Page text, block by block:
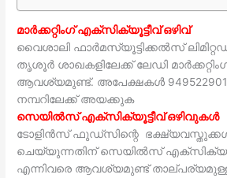
മാർക്കറ്റിംഗ് എക്സിക്യൂട്ടീവ് ഒഴിവ്
വൈശാലി ഫാർമസ്യൂട്ടിക്കൽസ്
തൃശൂർ ശാഖകളിലേക്ക് ലേഡി
ആവശ്യമുണ്ട്. അപേക്ഷകൾ
നമ്പറിലേക്ക് അയക്കുക
സെയിൽസ് എക്സിക്യൂട്ടീവ് ഒഴിവുകൾ
ടോളിൻസ് ഫുഡ്‌സിന്റെ ഭക്ഷ്യവസ്തുക്കൾ
ചെയ്യുന്നതിന് സെയിൽസ്
എന്നിവരെ ആവശ്യമുണ്ട്